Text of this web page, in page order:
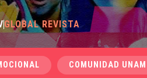
GLOBAL REVISTA
COMUNIDAD UNAM